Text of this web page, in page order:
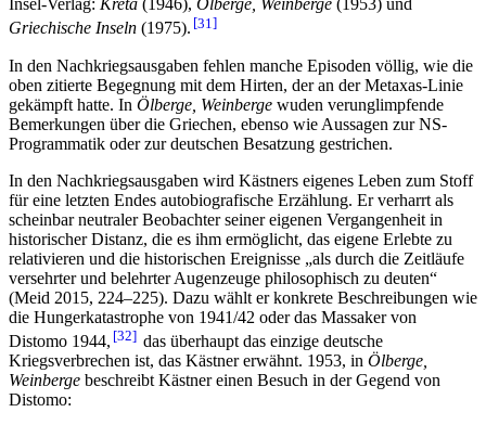
Insel-Verlag: Kreta (1946), Ölberge, Weinberge (1953) und
Griechische Inseln (1975). 31
In den Nachkriegsausgaben fehlen manche Episoden völlig, wie die
oben zitierte Begegnung mit dem Hirten, der an der Metaxas-Linie
gekämpft hatte. In Ölberge, Weinberge wuden verunglimpfende
Bemerkungen über die Griechen, ebenso wie Aussagen zur NS-
Programmatik oder zur deutschen Besatzung gestrichen.
In den Nachkriegsausgaben wird Kästners eigenes Leben zum Stoff
für eine letzten Endes autobiografische Erzählung. Er verharrt als
scheinbar neutraler Beobachter seiner eigenen Vergangenheit in
historischer Distanz, die es ihm ermöglicht, das eigene Erlebte zu
relativieren und die historischen Ereignisse „als durch die Zeitläufe
versehrter und belehrter Augenzeuge philosophisch zu deuten“
(Meid 2015, 224–225). Dazu wählt er konkrete Beschreibungen wie
die Hungerkatastrophe von 1941/42 oder das Massaker von
Distomo 1944, 32
das überhaupt das einzige deutsche
Kriegsverbrechen ist, das Kästner erwähnt. 1953, in Ölberge,
Weinberge beschreibt Kästner einen Besuch in der Gegend von
Distomo: